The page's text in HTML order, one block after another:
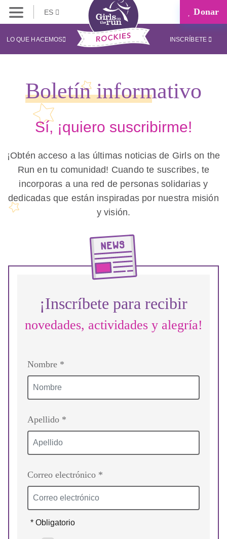
ES Donar
LO QUE HACEMOS INSCRÍBETE
Boletín informativo
Sí, ¡quiero suscribirme!
¡Obtén acceso a las últimas noticias de Girls on the
Run en tu comunidad! Cuando te suscribes, te
incorporas a una red de personas solidarias y
dedicadas que están inspiradas por nuestra misión
y visión.
¡Inscríbete para recibir
novedades, actividades y alegría!
Nombre *
Apellido *
Correo electrónico *
* Obligatorio